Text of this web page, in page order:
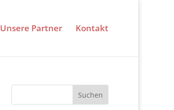
Unsere Partner Kontakt